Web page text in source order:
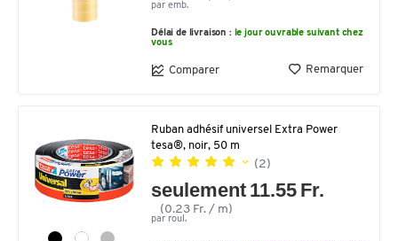
par emb.
Délai de livraison : le jour ouvrable suivant chez
vous
Comparer Remarquer
Ruban adhésif universel Extra Power
tesa®, noir, 50 m
(2)
seulement 11.55 Fr.
(0.23 Fr. / m)
par roul.